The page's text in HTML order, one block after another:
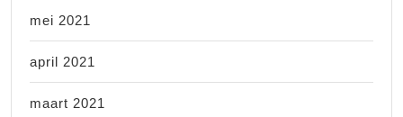
mei 2021
april 2021
maart 2021